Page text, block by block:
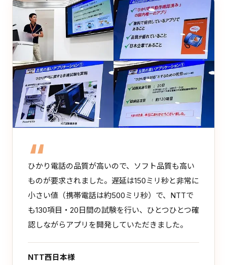
ひかり電話の品質が高いので、ソフト品質も高い
ものが要求されました。遅延は150ミリ秒と非常に
小さい値（携帯電話は約500ミリ秒）で、NTTで
も130項目・20日間の試験を行い、ひとつひとつ確
認しながらアプリを開発していただきました。
NTT西日本様